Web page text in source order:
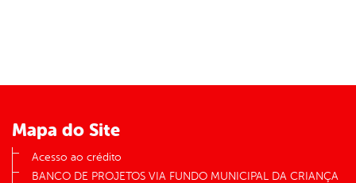
Mapa do Site
Acesso ao crédito
BANCO DE PROJETOS VIA FUNDO MUNICIPAL DA CRIANÇA